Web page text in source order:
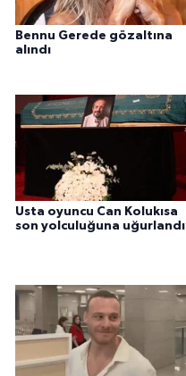
Bennu Gerede gözaltına
alındı
Usta oyuncu Can Kolukısa
son yolculuğuna uğurlandı